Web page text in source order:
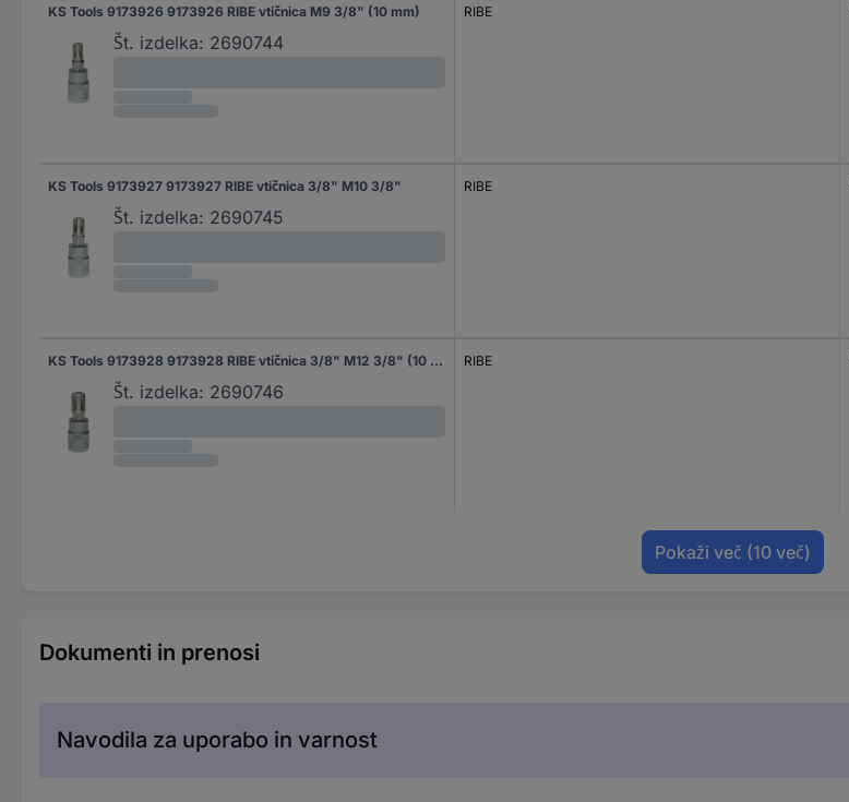
KS Tools 9173926 9173926 RIBE vtičnica M9 3/8" (10 mm)
Št. izdelka: 2690744
RIBE
KS Tools 9173927 9173927 RIBE vtičnica 3/8" M10 3/8"
Št. izdelka: 2690745
RIBE
KS Tools 9173928 9173928 RIBE vtičnica 3/8" M12 3/8" (10 mm)
Št. izdelka: 2690746
RIBE
Pokaži več (10 več)
Dokumenti in prenosi
Navodila za uporabo in varnost